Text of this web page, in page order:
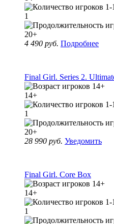
1
20+
4 490 руб. Подробнее
Final Girl. Series 2.
14+
1
20+
28 990 руб. Уведомить
Final Girl. Core Box
14+
1